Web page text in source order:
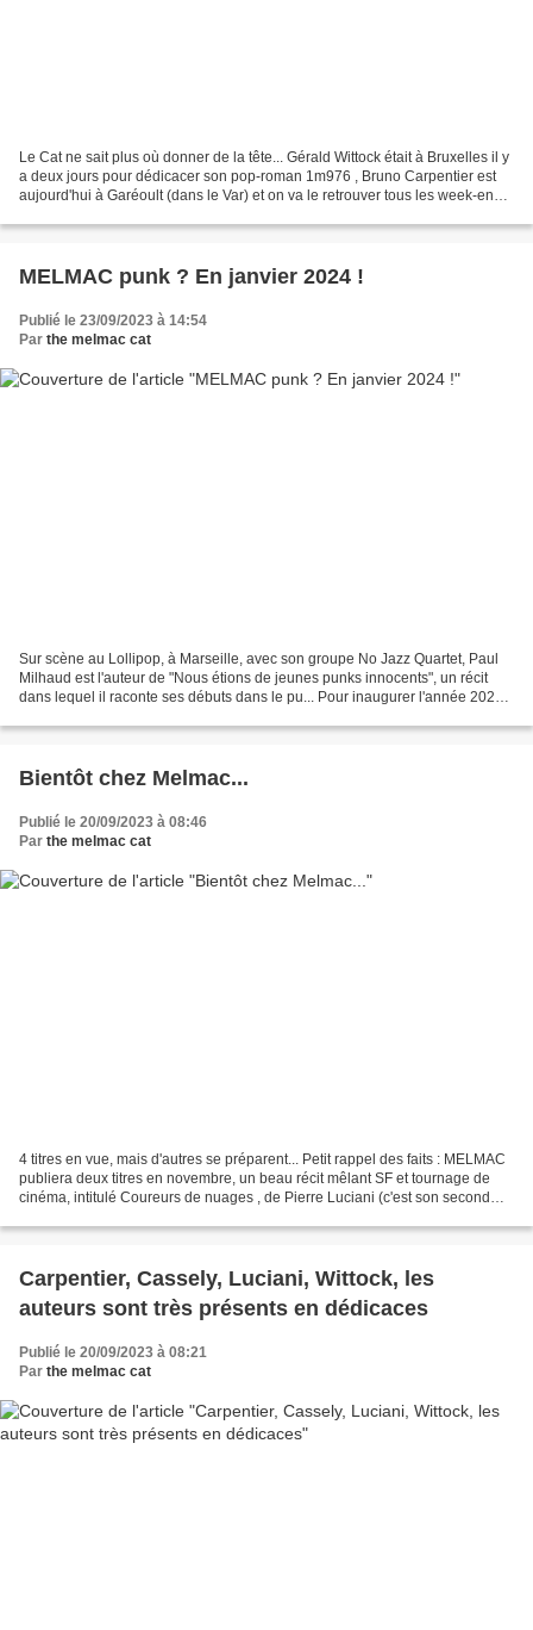
Le Cat ne sait plus où donner de la tête... Gérald Wittock était à Bruxelles il y
a deux jours pour dédicacer son pop-roman 1m976 , Bruno Carpentier est
aujourd'hui à Garéoult (dans le Var) et on va le retrouver tous les week-ends
MELMAC punk ? En janvier 2024 !
Publié le 23/09/2023 à 14:54
Par the melmac cat
Sur scène au Lollipop, à Marseille, avec son groupe No Jazz Quartet, Paul
Milhaud est l'auteur de "Nous étions de jeunes punks innocents", un récit
dans lequel il raconte ses débuts dans le pu... Pour inaugurer l'année 2024,
Bientôt chez Melmac...
Publié le 20/09/2023 à 08:46
Par the melmac cat
4 titres en vue, mais d'autres se préparent... Petit rappel des faits : MELMAC
publiera deux titres en novembre, un beau récit mêlant SF et tournage de
cinéma, intitulé Coureurs de nuages , de Pierre Luciani (c'est son second
Carpentier, Cassely, Luciani, Wittock, les
auteurs sont très présents en dédicaces
Publié le 20/09/2023 à 08:21
Par the melmac cat